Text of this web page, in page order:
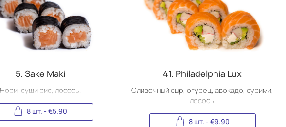
5. Sake Maki
Нори, суши рис, лосось.
8 шт. - €5.90
41. Philadelphia Lux
Сливочный сыр, огурец, авокадо, сурими,
лосось.
8 шт. - €9.90